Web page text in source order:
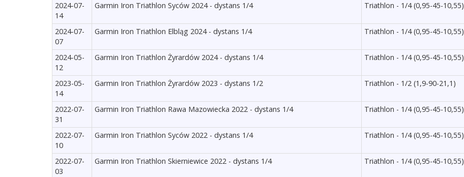
2024-07-
14
Garmin Iron Triathlon Syców 2024 - dystans 1/4 Triathlon - 1/4 (0,95-45-10,55)
2024-07-
07
Garmin Iron Triathlon Elbląg 2024 - dystans 1/4 Triathlon - 1/4 (0,95-45-10,55)
2024-05-
12
Garmin Iron Triathlon Żyrardów 2024 - dystans 1/4 Triathlon - 1/4 (0,95-45-10,55)
2023-05-
14
Garmin Iron Triathlon Żyrardów 2023 - dystans 1/2 Triathlon - 1/2 (1,9-90-21,1)
2022-07-
31
Garmin Iron Triathlon Rawa Mazowiecka 2022 - dystans 1/4 Triathlon - 1/4 (0,95-45-10,55)
2022-07-
10
Garmin Iron Triathlon Syców 2022 - dystans 1/4 Triathlon - 1/4 (0,95-45-10,55)
2022-07-
03
Garmin Iron Triathlon Skierniewice 2022 - dystans 1/4 Triathlon - 1/4 (0,95-45-10,55)